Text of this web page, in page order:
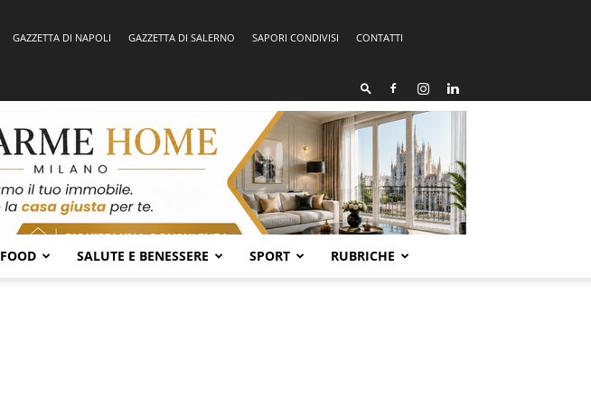
GAZZETTA DI NAPOLI GAZZETTA DI SALERNO SAPORI CONDIVISI
CONTATTI
FOOD SALUTE E BENESSERE SPORT RUBRICHE